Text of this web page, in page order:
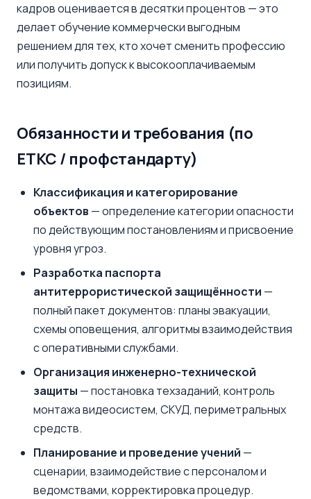
кадров оценивается в десятки процентов — это
делает обучение коммерчески выгодным
решением для тех, кто хочет сменить профессию
или получить допуск к высокооплачиваемым
позициям.
Обязанности и требования (по
ЕТКС / профстандарту)
Классификация и категорирование
объектов — определение категории опасности
по действующим постановлениям и присвоение
уровня угроз.
Разработка паспорта
антитеррористической защищённости —
полный пакет документов: планы эвакуации,
схемы оповещения, алгоритмы взаимодействия
с оперативными службами.
Организация инженерно-технической
защиты — постановка техзаданий, контроль
монтажа видеосистем, СКУД, периметральных
средств.
Планирование и проведение учений —
сценарии, взаимодействие с персоналом и
ведомствами, корректировка процедур.